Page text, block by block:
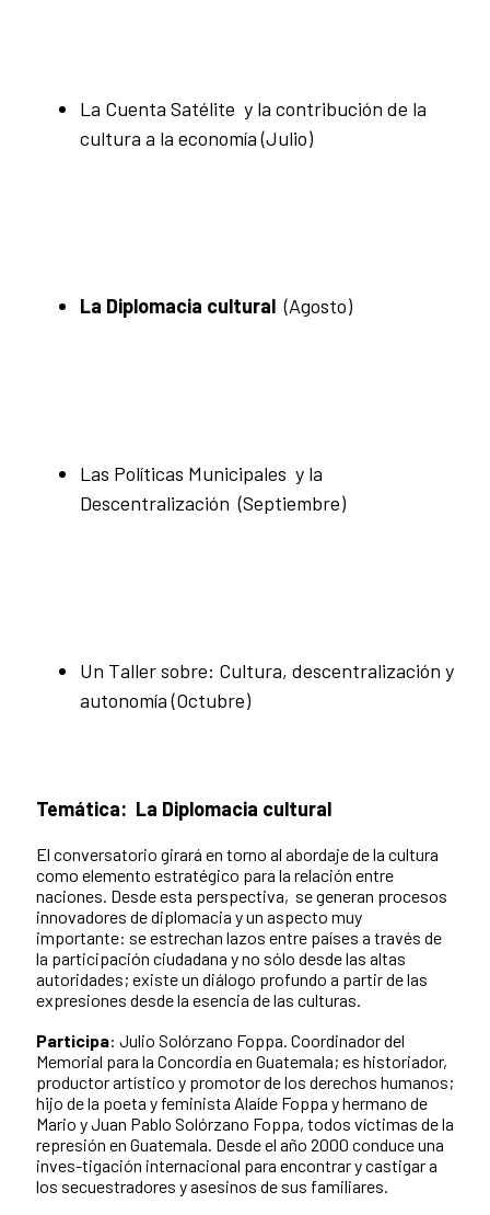
La Cuenta Satélite y la contribución de la
cultura a la economía (Julio)
La Diplomacia cultural (Agosto)
Las Políticas Municipales y la
Descentralización (Septiembre)
Un Taller sobre: Cultura, descentralización y
autonomía (Octubre)
Temática: La Diplomacia cultural
El conversatorio girará en torno al abordaje de la cultura
como elemento estratégico para la relación entre
naciones. Desde esta perspectiva, se generan procesos
innovadores de diplomacia y un aspecto muy
importante: se estrechan lazos entre países a través de
la participación ciudadana y no sólo desde las altas
autoridades; existe un diálogo profundo a partir de las
expresiones desde la esencia de las culturas.
Participa: Julio Solórzano Foppa. Coordinador del
Memorial para la Concordia en Guatemala; es historiador,
productor artístico y promotor de los derechos humanos;
hijo de la poeta y feminista Alaíde Foppa y hermano de
Mario y Juan Pablo Solórzano Foppa, todos víctimas de la
represión en Guatemala. Desde el año 2000 conduce una
inves-tigación internacional para encontrar y castigar a
los secuestradores y asesinos de sus familiares.